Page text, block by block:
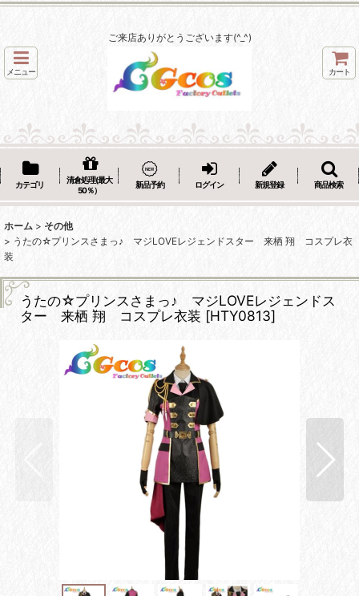
ご来店ありがとうございます(^_^)
メニュー カート
カテゴリ
清倉処理(最大
50％）
新品予約 ログイン 新規登録 商品検索
ホーム > その他
> うたの☆プリンスさまっ♪ マジLOVEレジェンドスター 来栖 翔 コスプレ衣
装
うたの☆プリンスさまっ♪ マジLOVEレジェンドス
ター 来栖 翔 コスプレ衣装 [HTY0813]